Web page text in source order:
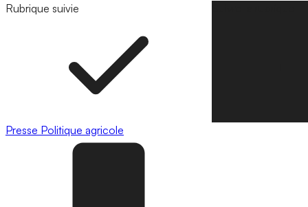
Rubrique suivie
Presse Politique agricole